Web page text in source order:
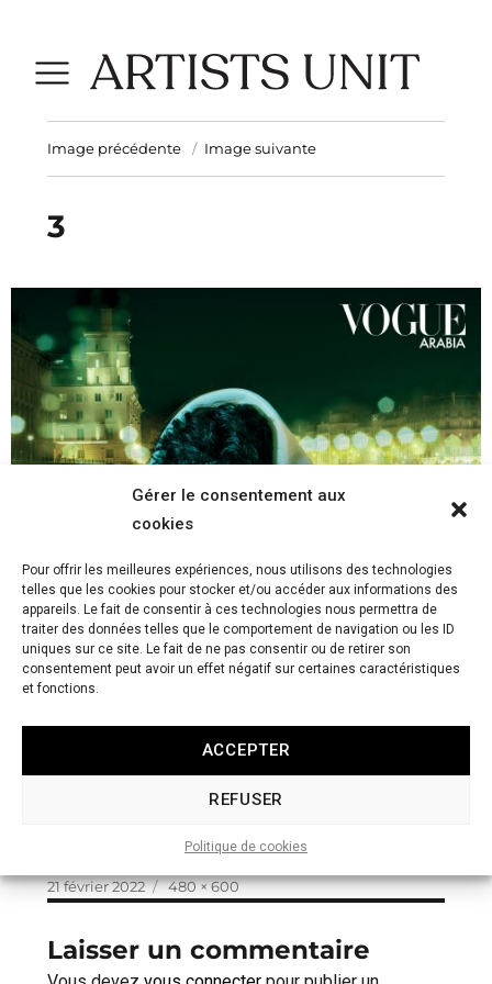
Gérer le consentement aux
cookies
Pour offrir les meilleures expériences, nous utilisons des technologies
telles que les cookies pour stocker et/ou accéder aux informations des
appareils. Le fait de consentir à ces technologies nous permettra de
traiter des données telles que le comportement de navigation ou les ID
uniques sur ce site. Le fait de ne pas consentir ou de retirer son
consentement peut avoir un effet négatif sur certaines caractéristiques
et fonctions.
ACCEPTER
REFUSER
Politique de cookies
Image précédente Image suivante
3
Publié
le
21 février 2022
Taille
réelle
480 × 600
Laisser un commentaire